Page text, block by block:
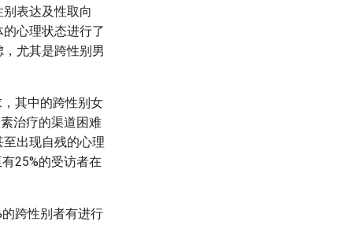
表达及性取向
心理状态进行了
尤其是跨性别男
其中的跨性别女
治疗的渠道困难
出现自残的心理
25%的受访者在
跨性别者有进行